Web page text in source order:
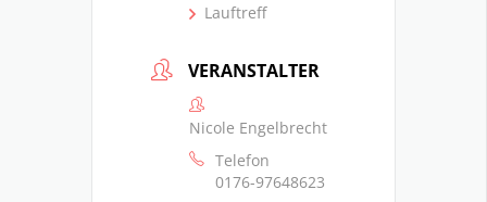
Lauftreff
VERANSTALTER
Nicole Engelbrecht
Telefon
0176-97648623